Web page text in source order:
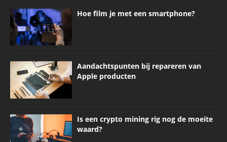
Hoe film je met een smartphone?
Aandachtspunten bij repareren van
Apple producten
Is een crypto mining rig nog de moeite
waard?